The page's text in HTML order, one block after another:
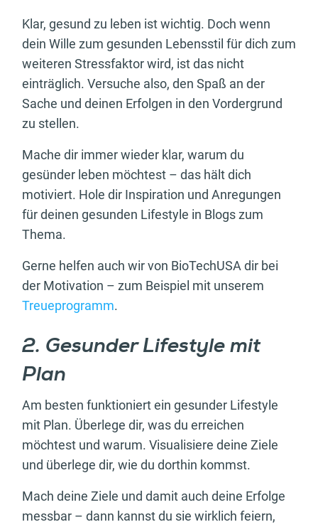
Klar, gesund zu leben ist wichtig. Doch wenn
dein Wille zum gesunden Lebensstil für dich zum
weiteren Stressfaktor wird, ist das nicht
einträglich. Versuche also, den Spaß an der
Sache und deinen Erfolgen in den Vordergrund
zu stellen.
Mache dir immer wieder klar, warum du
gesünder leben möchtest – das hält dich
motiviert. Hole dir Inspiration und Anregungen
für deinen gesunden Lifestyle in Blogs zum
Thema.
Gerne helfen auch wir von BioTechUSA dir bei
der Motivation – zum Beispiel mit unserem
Treueprogramm.
2. Gesunder Lifestyle mit
Plan
Am besten funktioniert ein gesunder Lifestyle
mit Plan. Überlege dir, was du erreichen
möchtest und warum. Visualisiere deine Ziele
und überlege dir, wie du dorthin kommst.
Mach deine Ziele und damit auch deine Erfolge
messbar – dann kannst du sie wirklich feiern,